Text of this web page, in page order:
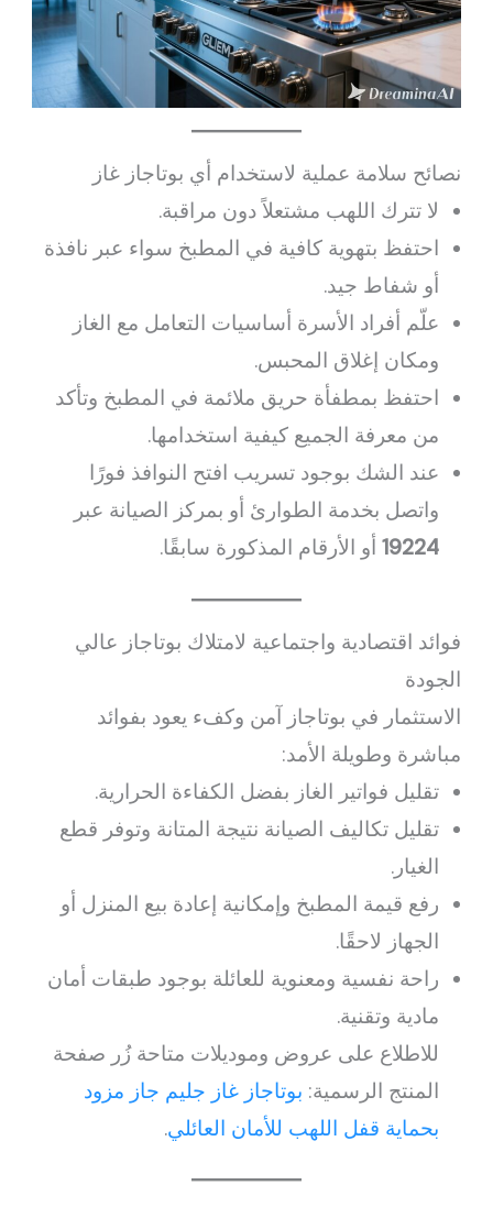
نصائح سلامة عملية لاستخدام أي بوتاجاز غاز
لا تترك اللهب مشتعلاً دون مراقبة.
احتفظ بتهوية كافية في المطبخ سواء عبر نافذة
أو شفاط جيد.
علّم أفراد الأسرة أساسيات التعامل مع الغاز
ومكان إغلاق المحبس.
احتفظ بمطفأة حريق ملائمة في المطبخ وتأكد
من معرفة الجميع كيفية استخدامها.
عند الشك بوجود تسريب افتح النوافذ فورًا
واتصل بخدمة الطوارئ أو بمركز الصيانة عبر
19224 أو الأرقام المذكورة سابقًا.
فوائد اقتصادية واجتماعية لامتلاك بوتاجاز عالي
الجودة
الاستثمار في بوتاجاز آمن وكفء يعود بفوائد
مباشرة وطويلة الأمد:
تقليل فواتير الغاز بفضل الكفاءة الحرارية.
تقليل تكاليف الصيانة نتيجة المتانة وتوفر قطع
الغيار.
رفع قيمة المطبخ وإمكانية إعادة بيع المنزل أو
الجهاز لاحقًا.
راحة نفسية ومعنوية للعائلة بوجود طبقات أمان
مادية وتقنية.
للاطلاع على عروض وموديلات متاحة زُر صفحة
المنتج الرسمية: بوتاجاز غاز جليم جاز مزود
بحماية قفل اللهب للأمان العائلي.